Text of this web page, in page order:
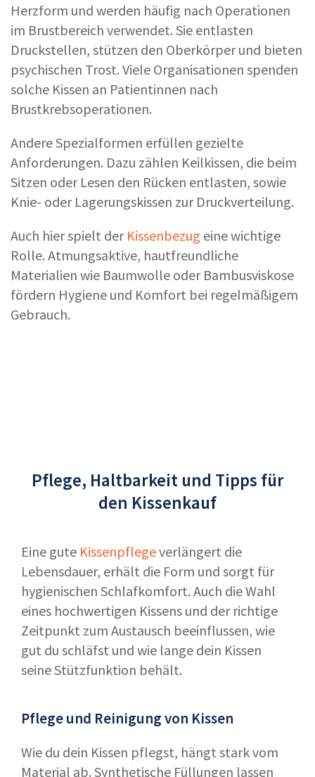
Herzform und werden häufig nach Operationen
im Brustbereich verwendet. Sie entlasten
Druckstellen, stützen den Oberkörper und bieten
psychischen Trost. Viele Organisationen spenden
solche Kissen an Patientinnen nach
Brustkrebsoperationen.
Andere Spezialformen erfüllen gezielte
Anforderungen. Dazu zählen Keilkissen, die beim
Sitzen oder Lesen den Rücken entlasten, sowie
Knie- oder Lagerungskissen zur Druckverteilung.
Auch hier spielt der Kissenbezug eine wichtige
Rolle. Atmungsaktive, hautfreundliche
Materialien wie Baumwolle oder Bambusviskose
fördern Hygiene und Komfort bei regelmäßigem
Gebrauch.
Pflege, Haltbarkeit und Tipps für
den Kissenkauf
Eine gute Kissenpflegeverlängert die
Lebensdauer, erhält die Form und sorgt für
hygienischen Schlafkomfort. Auch die Wahl
eines hochwertigen Kissens und der richtige
Zeitpunkt zum Austausch beeinflussen, wie
gut du schläfst und wie lange dein Kissen
seine Stützfunktion behält.
Pflege und Reinigung von Kissen
Wie du dein Kissen pflegst, hängt stark vom
Material ab. Synthetische Füllungen lassen